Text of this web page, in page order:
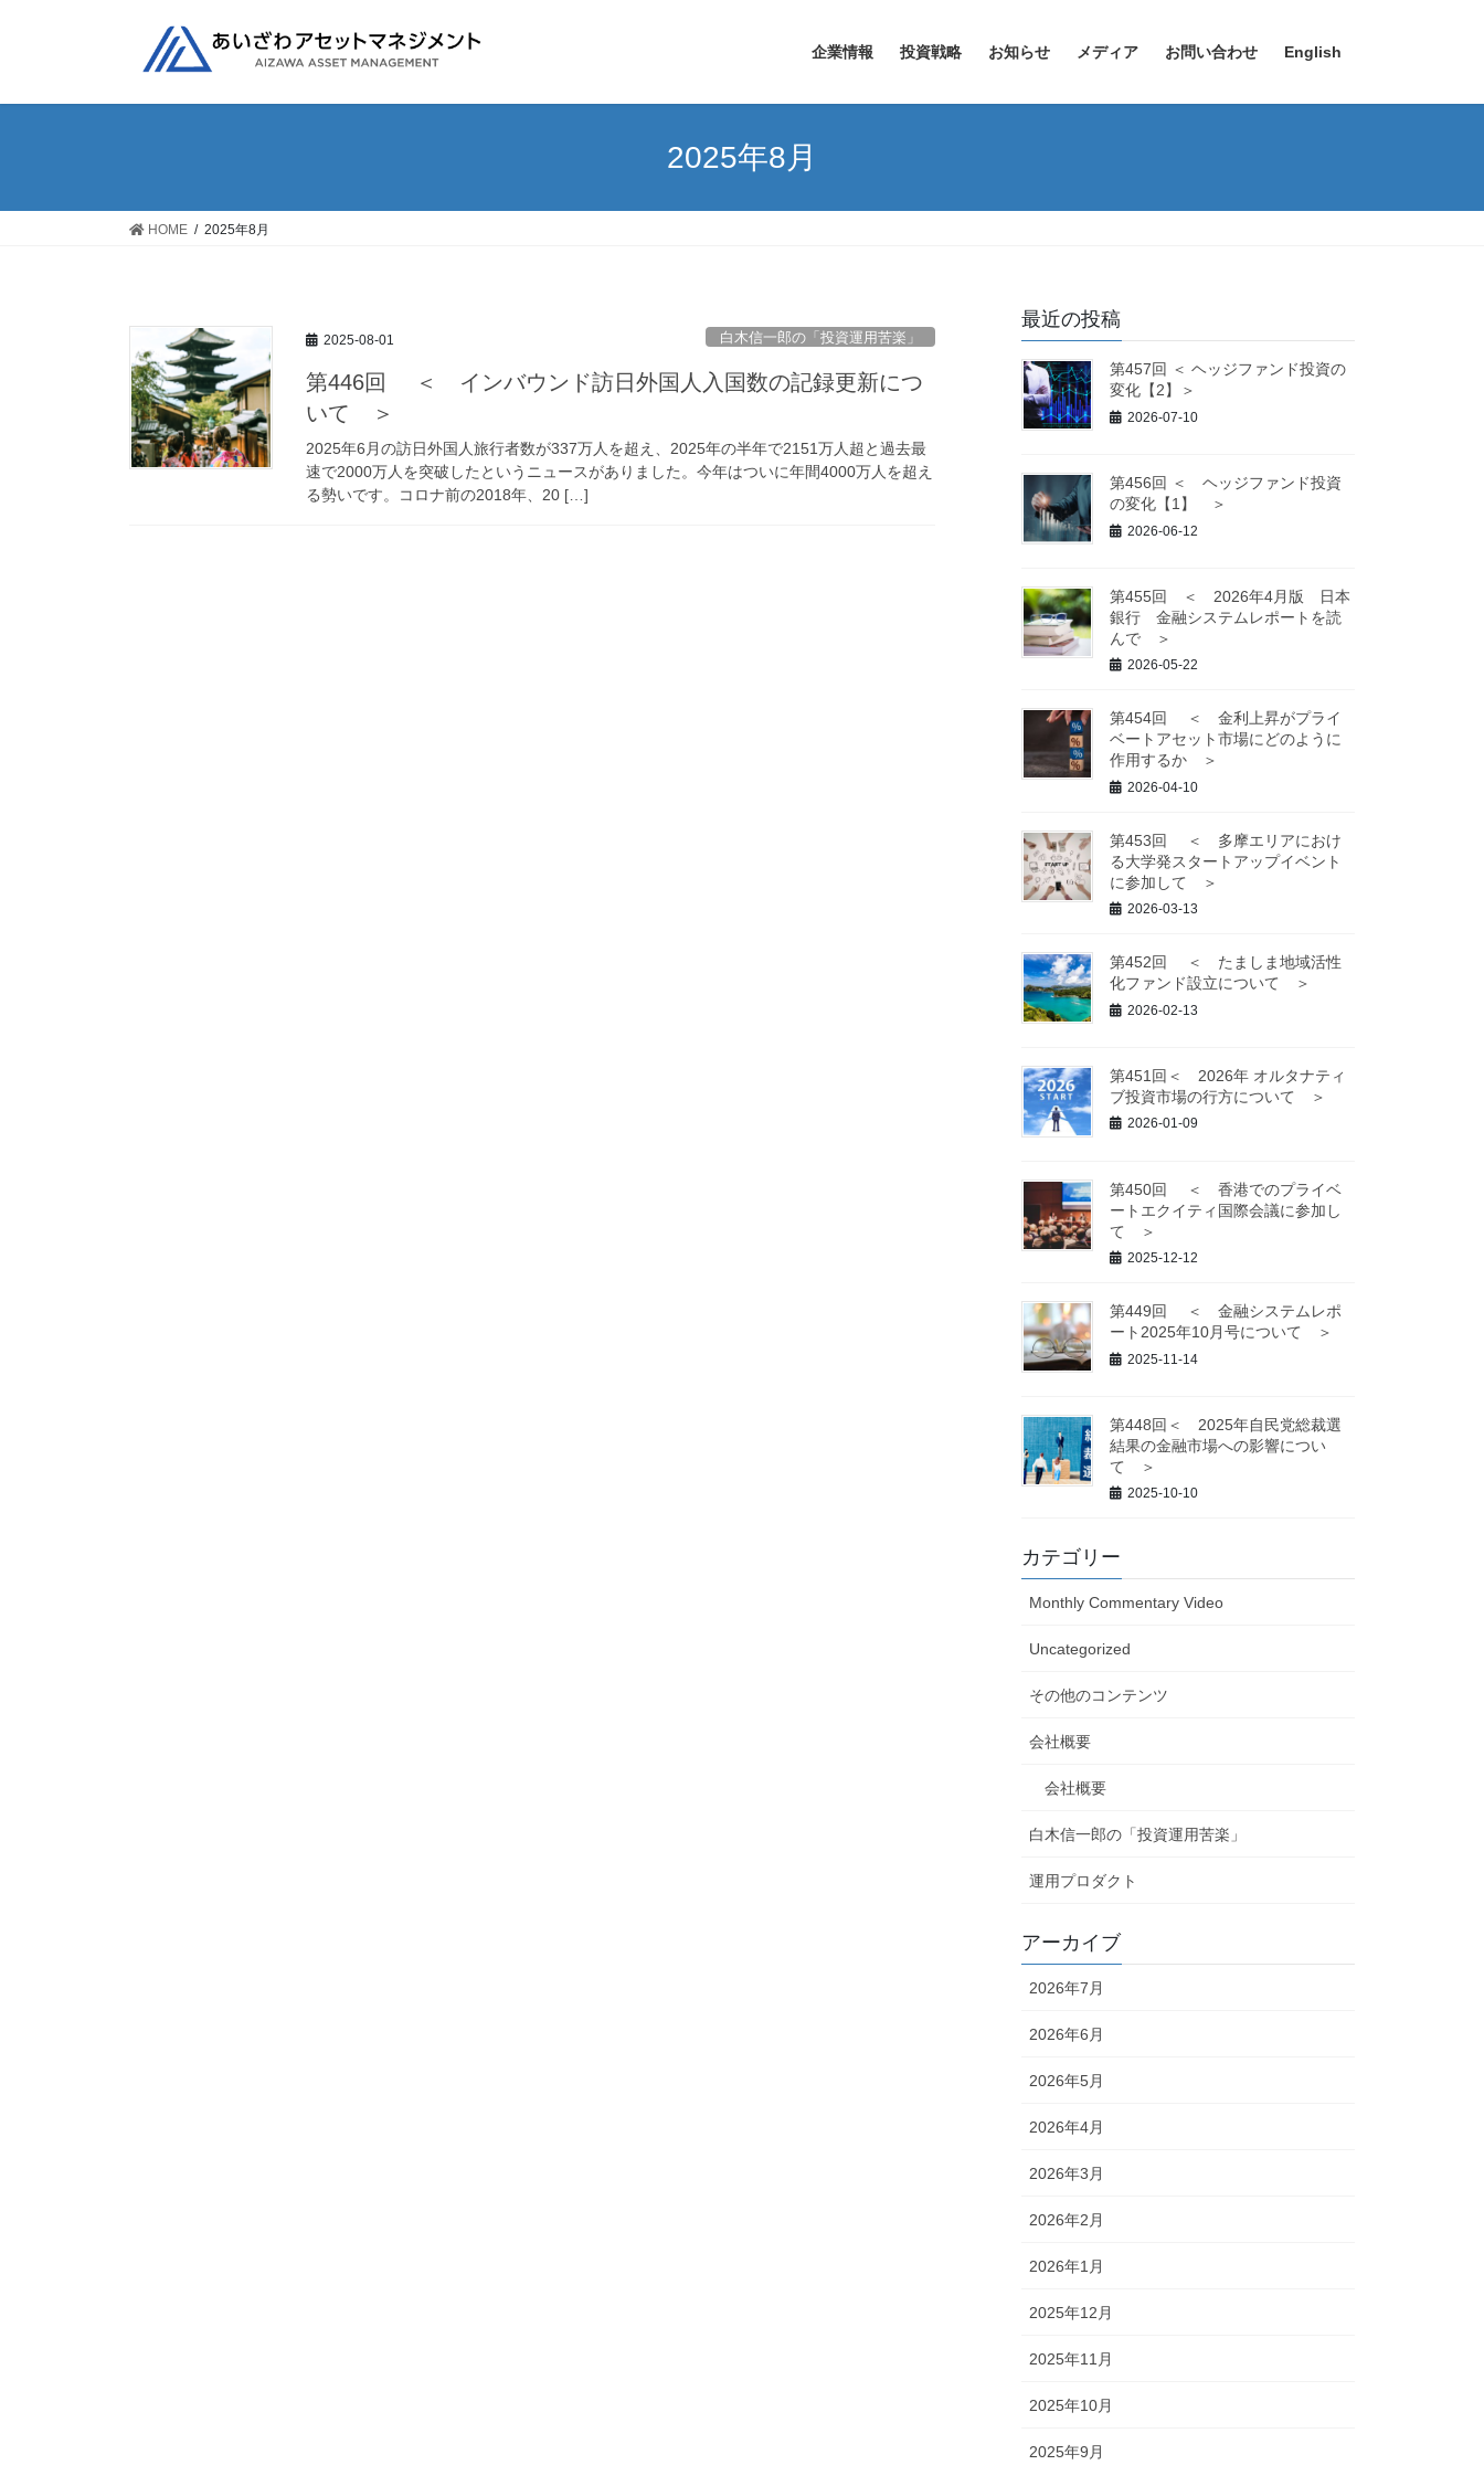
企業情報 投資戦略 お知らせ メディア お問い合わせ English
2025年8月
HOME 2025年8月
2025-08-01 白木信一郎の「投資運用苦楽」
第446回 ＜ インバウンド訪日外国人入国数の記録更新につ
いて ＞
2025年6月の訪日外国人旅行者数が337万人を超え、2025年の半年で2151万人超と過去最
速で2000万人を突破したというニュースがありました。今年はついに年間4000万人を超え
る勢いです。コロナ前の2018年、20 […]
最近の投稿
第457回 ＜ ヘッジファンド投資の
変化【2】＞
2026-07-10
第456回 ＜ ヘッジファンド投資
の変化【1】 ＞
2026-06-12
第455回 ＜ 2026年4月版 日本
銀行 金融システムレポートを読
んで ＞
2026-05-22
第454回 ＜ 金利上昇がプライ
ベートアセット市場にどのように
作用するか ＞
2026-04-10
第453回 ＜ 多摩エリアにおけ
る大学発スタートアップイベント
に参加して ＞
2026-03-13
第452回 ＜ たましま地域活性
化ファンド設立について ＞
2026-02-13
第451回＜ 2026年 オルタナティ
ブ投資市場の行方について ＞
2026-01-09
第450回 ＜ 香港でのプライベ
ートエクイティ国際会議に参加し
て ＞
2025-12-12
第449回 ＜ 金融システムレポ
ート2025年10月号について ＞
2025-11-14
第448回＜ 2025年自民党総裁選
結果の金融市場への影響につい
て ＞
2025-10-10
カテゴリー
Monthly Commentary Video
Uncategorized
その他のコンテンツ
会社概要
会社概要
白木信一郎の「投資運用苦楽」
運用プロダクト
アーカイブ
2026年7月
2026年6月
2026年5月
2026年4月
2026年3月
2026年2月
2026年1月
2025年12月
2025年11月
2025年10月
2025年9月